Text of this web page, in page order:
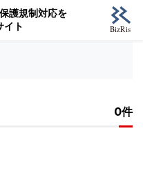
護規制対応を
イト
0件